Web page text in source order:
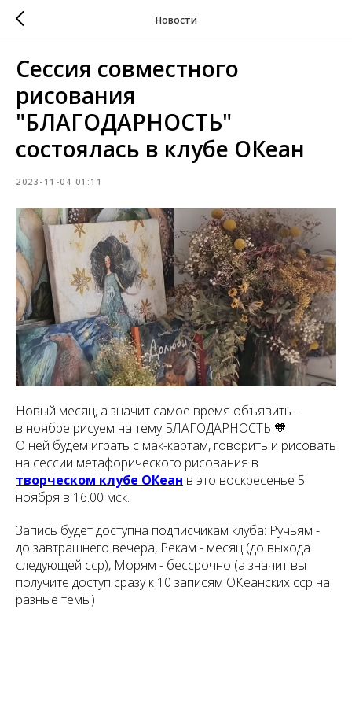
Новости
Сессия совместного
рисования
"БЛАГОДАРНОСТЬ"
состоялась в клубе ОКеан
2023-11-04 01:11
Новый месяц, а значит самое время объявить -
в ноябре рисуем на тему БЛАГОДАРНОСТЬ 🧡
О ней будем играть с мак-картам, говорить и рисовать
на сессии метафорического рисования в
творческом клубе ОКеан в это воскресенье 5
ноября в 16.00 мск.
Запись будет доступна подписчикам клуба: Ручьям -
до завтрашнего вечера, Рекам - месяц (до выхода
следующей сср), Морям - бессрочно (а значит вы
получите доступ сразу к 10 записям ОКеанских сср на
разные темы)